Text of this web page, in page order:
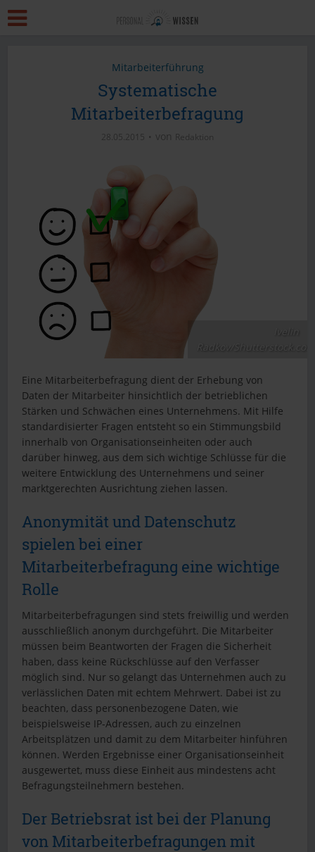
Mitarbeiterführung
Systematische
Mitarbeiterbefragung
28.05.2015 von Redaktion
Radkov/Shutterstock.com
Eine Mitarbeiterbefragung dient der Erhebung von
Daten der Mitarbeiter hinsichtlich der betrieblichen
Stärken und Schwächen eines Unternehmens. Mit Hilfe
standardisierter Fragen entsteht so ein Stimmungsbild
innerhalb von Organisationseinheiten oder auch
darüber hinweg, aus dem sich wichtige Schlüsse für die
weitere Entwicklung des Unternehmens und seiner
marktgerechten Ausrichtung ziehen lassen.
Anonymität und Datenschutz
spielen bei einer
Mitarbeiterbefragung eine wichtige
Rolle
Mitarbeiterbefragungen sind stets freiwillig und werden
ausschließlich anonym durchgeführt. Die Mitarbeiter
müssen beim Beantworten der Fragen die Sicherheit
haben, dass keine Rückschlüsse auf den Verfasser
möglich sind. Nur so gelangt das Unternehmen auch zu
verlässlichen Daten mit echtem Mehrwert. Dabei ist zu
beachten, dass personenbezogene Daten, wie
beispielsweise IP-Adressen, auch zu einzelnen
Arbeitsplätzen und damit zu dem Mitarbeiter hinführen
können. Werden Ergebnisse einer Organisationseinheit
ausgewertet, muss diese Einheit aus mindestens acht
Befragungsteilnehmern bestehen.
Der Betriebsrat ist bei der Planung
von Mitarbeiterbefragungen mit